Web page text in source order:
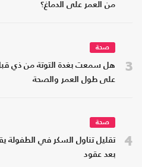
من العمر على الدماغ؟
3
صحة
هل سمعت بغدة التوتة من ذي
على طول العمر والصحة
4
صحة
تقليل تناول السكر في الطفولة
بعد عقود